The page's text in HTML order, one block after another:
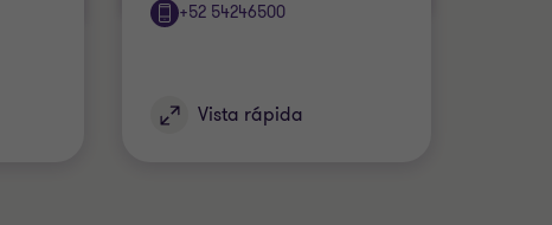
+52 54246500
Vista rápida